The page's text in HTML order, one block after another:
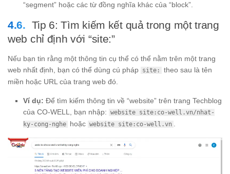
“segment” hoặc các từ đồng nghĩa khác của “block”.
Tip 6: Tìm kiếm kết quả trong một trang
web chỉ định với “site:”
Nếu bạn tin rằng một thông tin cụ thể có thể nằm trên một trang
web nhất định, bạn có thể dùng cú pháp site:
theo sau là tên
miền hoặc URL của trang web đó.
Ví dụ: Để tìm kiếm thông tin về “website” trên trang Techblog
của CO-WELL, bạn nhập: website site:co-well.vn/nhat-
ky-cong-nghe hoặc website site:co-well.vn